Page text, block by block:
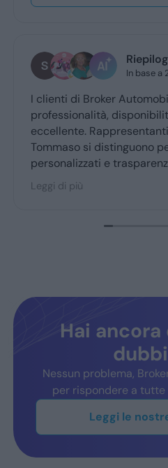
Riepilogo della
In base a 2.379
di Broker Automobili
disponibilità e un
Rappresentanti come
si distinguono per
e trasparenza, offrendo
d’acquisto accogliente.
è molto consigliato dai
Hai
Nessun problema,
per rispondere a tutte
Leggi le